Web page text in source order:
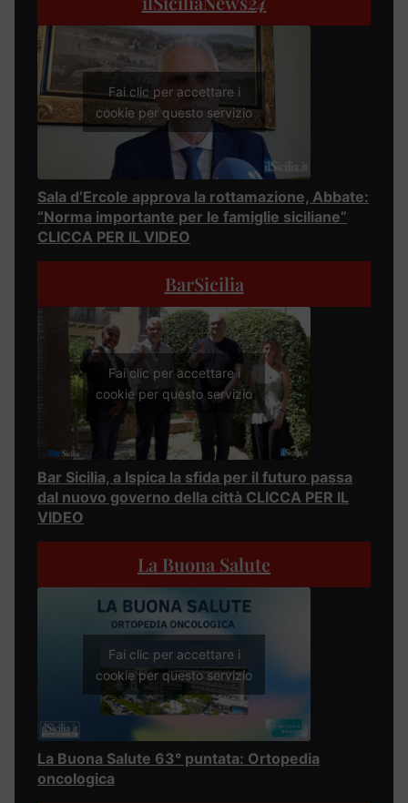
Fai clic per accettare i
cookie per questo servizio
Sala d’Ercole approva la rottamazione, Abbate:
“Norma importante per le famiglie siciliane”
CLICCA PER IL VIDEO
BarSicilia
Fai clic per accettare i
cookie per questo servizio
Bar Sicilia, a Ispica la sfida per il futuro passa
dal nuovo governo della città CLICCA PER IL
VIDEO
La Buona Salute
Fai clic per accettare i
cookie per questo servizio
La Buona Salute 63° puntata: Ortopedia
oncologica